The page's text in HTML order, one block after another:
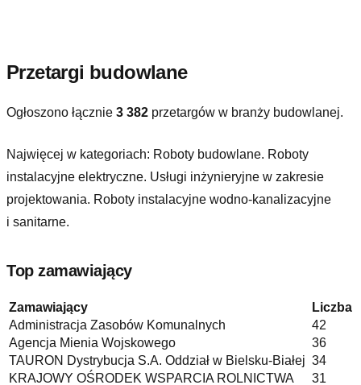
Przetargi budowlane
Ogłoszono łącznie 3 382 przetargów w branży budowlanej.
Najwięcej w kategoriach: Roboty budowlane. Roboty
instalacyjne elektryczne. Usługi inżynieryjne w zakresie
projektowania. Roboty instalacyjne wodno-kanalizacyjne
i sanitarne.
Top zamawiający
Zamawiający
Liczba
Administracja Zasobów Komunalnych
42
Agencja Mienia Wojskowego
36
TAURON Dystrybucja S.A. Oddział w Bielsku-Białej 34
KRAJOWY OŚRODEK WSPARCIA ROLNICTWA
31